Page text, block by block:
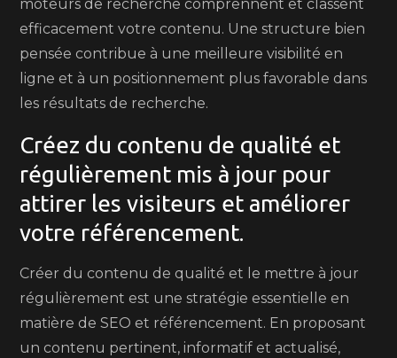
moteurs de recherche comprennent et classent
efficacement votre contenu. Une structure bien
pensée contribue à une meilleure visibilité en
ligne et à un positionnement plus favorable dans
les résultats de recherche.
Créez du contenu de qualité et
régulièrement mis à jour pour
attirer les visiteurs et améliorer
votre référencement.
Créer du contenu de qualité et le mettre à jour
régulièrement est une stratégie essentielle en
matière de SEO et référencement. En proposant
un contenu pertinent, informatif et actualisé,